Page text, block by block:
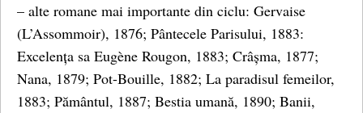
– alte romane mai importante din ciclu: Gervaise
(L’Assommoir), 1876; Pântecele Parisului, 1883:
Excelența sa Eugène Rougon, 1883; Crâșma, 1877;
Nana, 1879; Pot-Bouille, 1882; La paradisul femeilor,
1883; Pământul, 1887; Bestia umană, 1890; Banii,